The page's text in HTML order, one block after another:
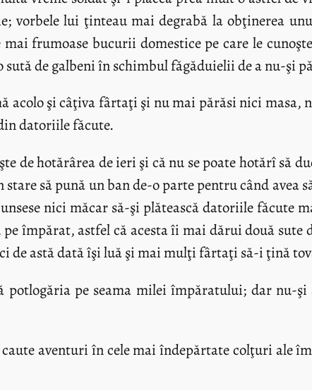
vorbele lui ţinteau mai degrabă la obţinerea
frumoase bucurii domestice pe care le
de galbeni în schimbul făgăduielii de a nu-şi
acolo şi câţiva fârtaţi şi nu mai părăsi nici masa,
datoriile făcute.
de hotărârea de ieri şi că nu se poate hotărî să
să pună un ban de-o parte pentru când avea
nici măcar să-şi plătească datoriile făcute
împărat, astfel că acesta îi mai dărui două sute
de astă dată îşi luă şi mai mulţi fârtaţi să-i ţină
pe seama milei împăratului; dar nu-şi
aventuri în cele mai îndepărtate colţuri ale